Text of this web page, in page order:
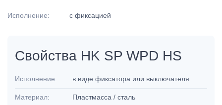
Исполнение: с фиксацией
Свойства HK SP WPD HS
Исполнение: в виде фиксатора или выключателя
Материал: Пластмасса / сталь